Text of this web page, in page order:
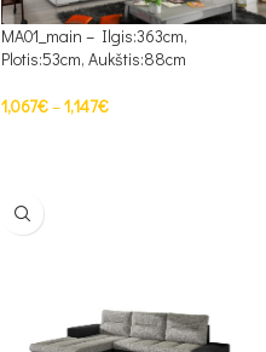
MA01_main – Ilgis:363cm,
Plotis:53cm, Aukštis:88cm
1,067€–1,147€